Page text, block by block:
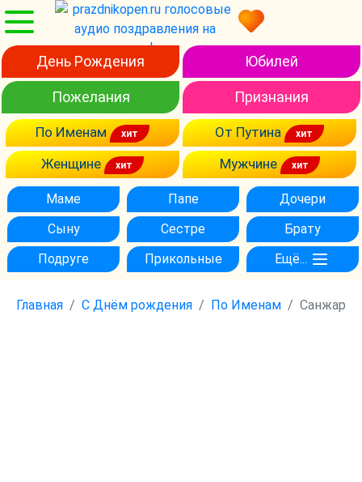
День Рождения Юбилей
Пожелания Признания
По Именам
От Путина
Женщине
Мужчине
Маме Папе
Дочери
Сыну
Сестре
Брату
Подруге
Прикольные Ещё...
Главная С Днём рождения По Именам Санжар